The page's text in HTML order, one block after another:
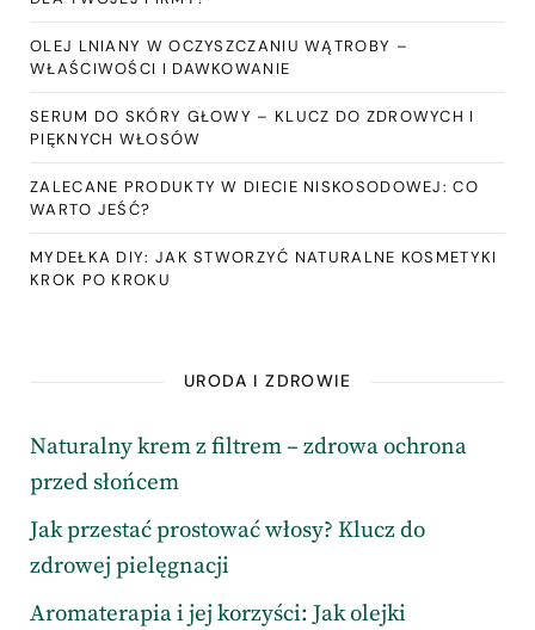
OLEJ LNIANY W OCZYSZCZANIU WĄTROBY –
WŁAŚCIWOŚCI I DAWKOWANIE
SERUM DO SKÓRY GŁOWY – KLUCZ DO ZDROWYCH I
PIĘKNYCH WŁOSÓW
ZALECANE PRODUKTY W DIECIE NISKOSODOWEJ: CO
WARTO JEŚĆ?
MYDEŁKA DIY: JAK STWORZYĆ NATURALNE KOSMETYKI
KROK PO KROKU
URODA I ZDROWIE
Naturalny krem z filtrem – zdrowa ochrona
przed słońcem
Jak przestać prostować włosy? Klucz do
zdrowej pielęgnacji
Aromaterapia i jej korzyści: Jak olejki